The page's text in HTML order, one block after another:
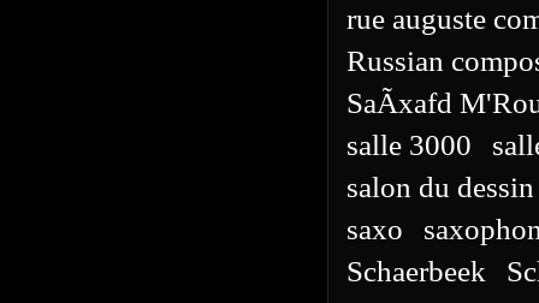
rue auguste
Russian
SaÃxafd
salle 3000
salon du
saxo
Schaerbeek